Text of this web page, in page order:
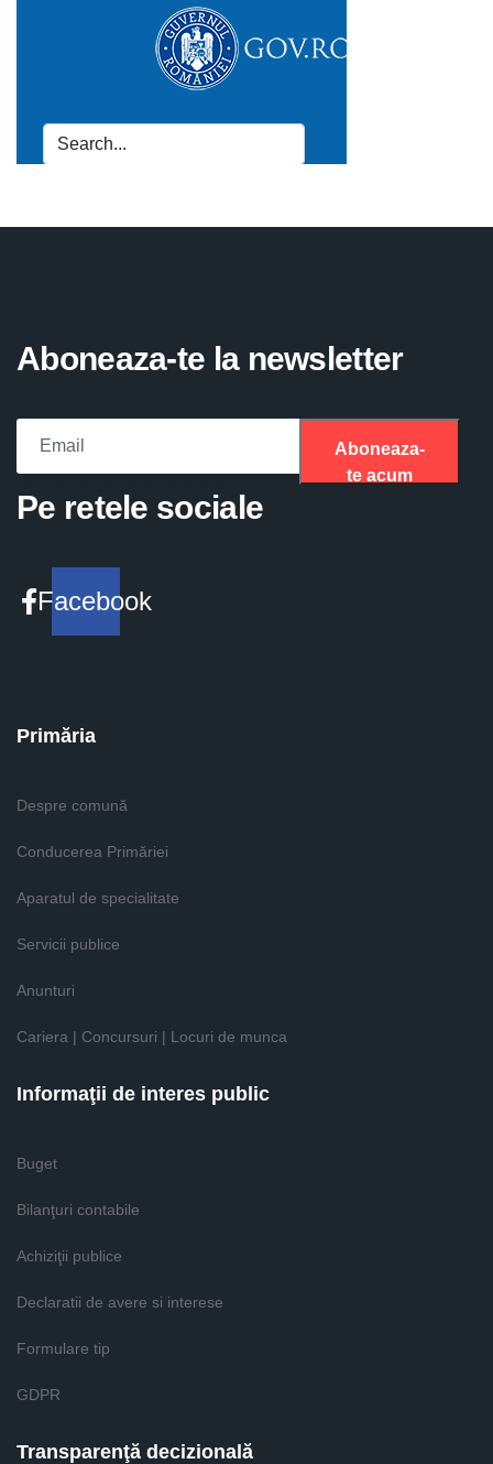
Aboneaza-te la newsletter
Aboneaza-
te acum
Pe retele sociale
Facebook
Primăria
Despre comună
Conducerea Primăriei
Aparatul de specialitate
Servicii publice
Anunturi
Cariera | Concursuri | Locuri de munca
Informaţii de interes public
Buget
Bilanţuri contabile
Achiziţii publice
Declaratii de avere si interese
Formulare tip
GDPR
Transparenţă decizională